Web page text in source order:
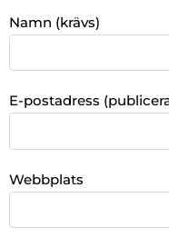
Namn (krävs)
E-postadress
Webbplats